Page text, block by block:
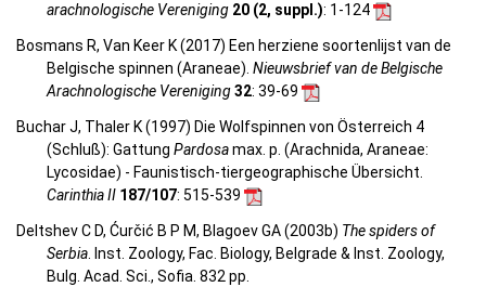
arachnologische Vereniging 20 (2, suppl.): 1-124
Bosmans R, Van Keer K (2017) Een herziene soortenlijst van de
Belgische spinnen (Araneae). Nieuwsbrief van de Belgische
Arachnologische Vereniging32: 39-69
Buchar J, Thaler K (1997) Die Wolfspinnen von Österreich 4
(Schluß): Gattung Pardosamax. p. (Arachnida, Araneae:
Lycosidae) - Faunistisch-tiergeographische Übersicht.
Carinthia II 187/107: 515-539
Deltshev C D, Ćurčić B P M, Blagoev GA (2003b) The spiders of
Serbia. Inst. Zoology, Fac. Biology, Belgrade & Inst. Zoology,
Bulg. Acad. Sci., Sofia. 832 pp.